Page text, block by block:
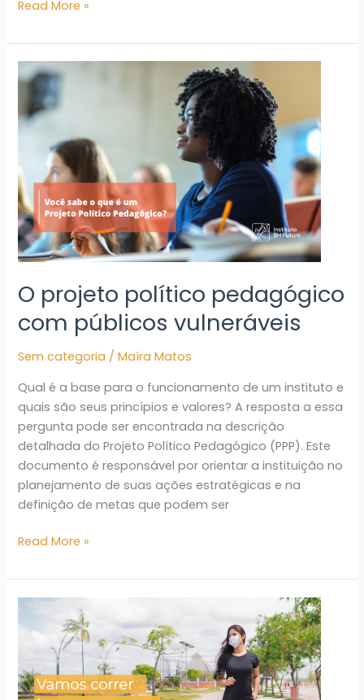
Read More »
O projeto político pedagógico
com públicos vulneráveis
Sem categoria /Maíra Matos
Qual é a base para o funcionamento de um instituto e
quais são seus princípios e valores? A resposta a essa
pergunta pode ser encontrada na descrição
detalhada do Projeto Político Pedagógico (PPP). Este
documento é responsável por orientar a instituição no
planejamento de suas ações estratégicas e na
definição de metas que podem ser
projeto
político
pedagógico
públicos
vulneráveis
Read More »
Solidariedade
e
Saúde
unem